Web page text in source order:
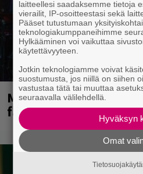
Mainioita uutisia
faneille
laitteellesi saadaksemme tietoja
vierailit, IP-osoitteestasi sekä
Pääset tutustumaan
teknologiakumppaneihimme
Hylkääminen voi vaikuttaa
käytettävyyteen.
Jotkin teknologiamme voivat
suostumusta, jos niillä on siihen
vastustaa tätä tai muuttaa
seuraavalla välilehdellä.
Hyväksyn
Omat